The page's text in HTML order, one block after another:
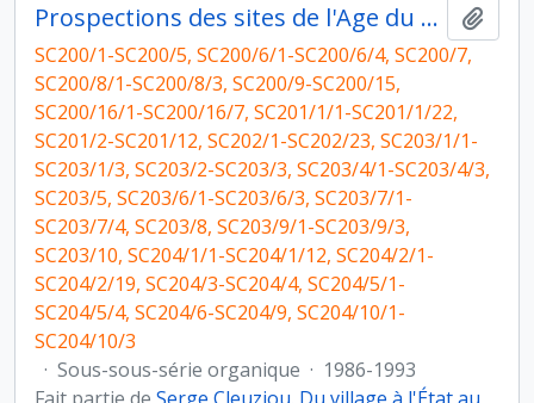
Prospections des sites de l'Age du Bronze au Yémen
SC200/1-SC200/5, SC200/6/1-SC200/6/4, SC200/7,
SC200/8/1-SC200/8/3, SC200/9-SC200/15,
SC200/16/1-SC200/16/7, SC201/1/1-SC201/1/22,
SC201/2-SC201/12, SC202/1-SC202/23, SC203/1/1-
SC203/1/3, SC203/2-SC203/3, SC203/4/1-SC203/4/3,
SC203/5, SC203/6/1-SC203/6/3, SC203/7/1-
SC203/7/4, SC203/8, SC203/9/1-SC203/9/3,
SC203/10, SC204/1/1-SC204/1/12, SC204/2/1-
SC204/2/19, SC204/3-SC204/4, SC204/5/1-
SC204/5/4, SC204/6-SC204/9, SC204/10/1-
SC204/10/3
· Sous-sous-série organique · 1986-1993